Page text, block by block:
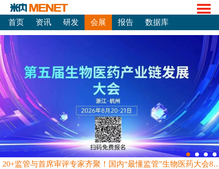
首页 资讯 研发 会展 报告 数据库
20+监管与首席审评专家齐聚！国内“最